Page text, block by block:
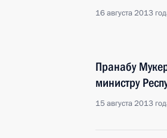
16 августа 2013
Пранабу
министру
15 августа 2013